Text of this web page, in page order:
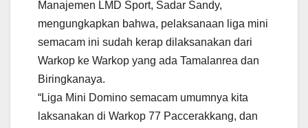
Manajemen LMD Sport, Sadar Sandy,
mengungkapkan bahwa, pelaksanaan liga mini
semacam ini sudah kerap dilaksanakan dari
Warkop ke Warkop yang ada Tamalanrea dan
Biringkanaya.
“Liga Mini Domino semacam umumnya kita
laksanakan di Warkop 77 Paccerakkang, dan